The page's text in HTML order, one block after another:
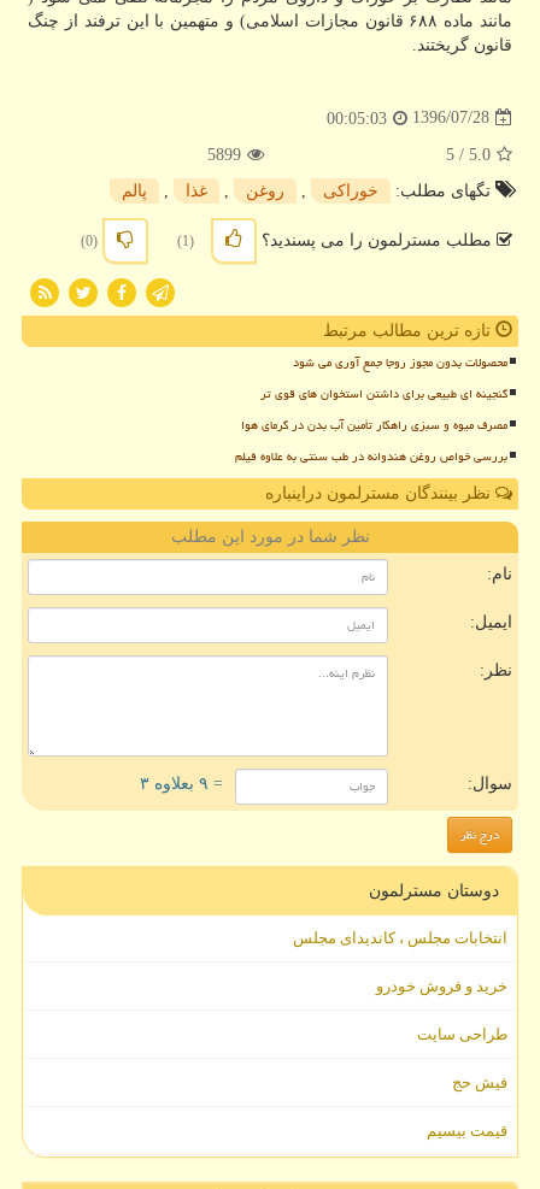
مانند ماده ۶۸۸ قانون مجازات اسلامی) و متهمین با این ترفند از چنگ
قانون گریختند.
1396/07/28
00:05:03
5.0
/ 5
5899
تگهای مطلب:
خوراكی روغن غذا پالم
مطلب مسترلمون را می پسندید؟ (1)
(0)
تازه ترین مطالب مرتبط
محصولات بدون مجوز روجا جمع آوری می شود
گنجینه ای طبیعی برای داشتن استخوان های قوی تر
مصرف میوه و سبزی راهکار تأمین آب بدن در گرمای هوا
بررسی خواص روغن هندوانه در طب سنتی به علاوه فیلم
نظر بینندگان مسترلمون دراینباره
نظر شما در مورد این مطلب
نام:
ایمیل:
نظر:
سوال: = ۹ بعلاوه ۳
دوستان مسترلمون
انتخابات مجلس ، کاندیدای مجلس
خرید و فروش خودرو
طراحی سایت
فیش حج
قیمت بیسیم